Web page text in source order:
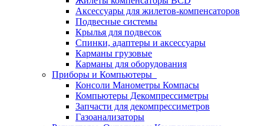
Аксессуары для жилетов-компенсаторов
Подвесные системы
Крылья для подвесок
Спинки, адаптеры и аксессуары
Карманы грузовые
Карманы для оборудования
Приборы и Компьютеры
Консоли Манометры Компасы
Компьютеры Декомпрессиметры
Запчасти для декомпрессиметров
Газоанализаторы